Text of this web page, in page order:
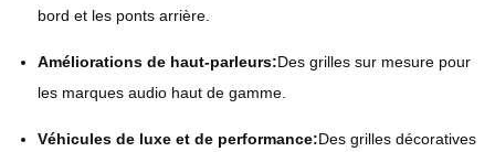
bord et les ponts arrière.
Améliorations de haut-parleurs:Des grilles sur mesure pour
les marques audio haut de gamme.
Véhicules de luxe et de performance:Des grilles décoratives